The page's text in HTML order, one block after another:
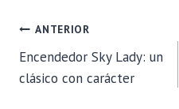
NAVEGACIÓN
DE
ANTERIOR
Encendedor Sky Lady: un
clásico con carácter